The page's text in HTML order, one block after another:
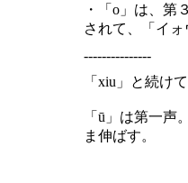
・「o」は、第
されて、「イォ
---------------
「xiu」と続け
「ū」は第一声
ま伸ばす。